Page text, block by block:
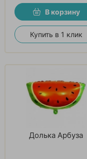
В корзину
Купить в 1 клик
Долька Арбуза